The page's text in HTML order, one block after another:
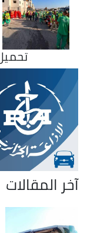
تحميل
آخر المقالات